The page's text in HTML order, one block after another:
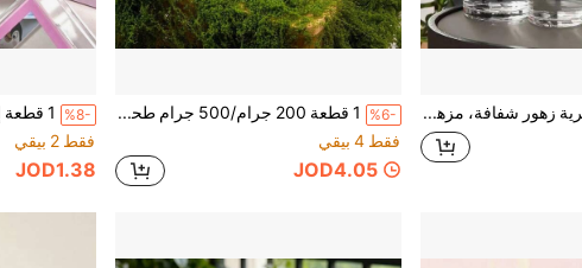
1 قطعة مزهرية زهور شفافة، مزهرية أكريليك حديثة بسيطة لتنسيق الزهور والنباتات الطازجة، مزهرية أرضية غير قابلة للكسر، ديكور طاولة داخلي، وعاء زراعة مائية، ديكور منزلي، ديكور غرفة، مزهرية زجاجية %6-
1 قطعة 200 جرام/500 جرام طحلب اصطناعي، مناسب لديكورات منزلية متنوعة، ترتيب مناظر طبيعية مصغرة من الطحلب الأخضر المحاكي، تنسيق نباتات بونساي في أصص العشب
فقط 4 بيقي
JOD4.05
%8-
فقط 2 بيقي
JOD1.38